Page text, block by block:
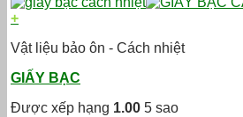
+
Vật liệu bảo ôn - Cách nhiệt
GIẤY BẠC
Được xếp hạng 1.00 5 sao